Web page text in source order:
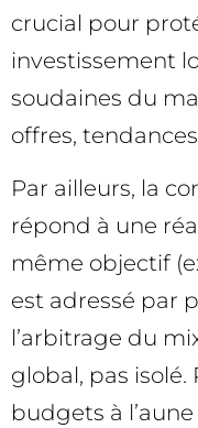
crucial pour
investissement
soudaines du
offres,
Par ailleurs, la
répond à une
même objectif
est adressé par
l’arbitrage du
global, pas isolé.
budgets à